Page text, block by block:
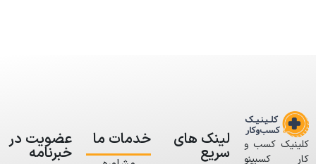
کلینیک کسب و
کار کسبینو
لینک های
سریع
خدمات ما عضویت در
خبرنامه